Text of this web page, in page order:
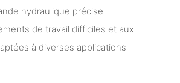
hydraulique précise
de travail difficiles et aux
à diverses applications